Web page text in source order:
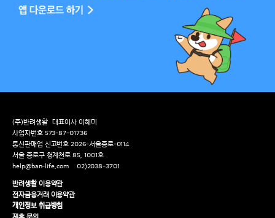
(주)반려생활
대표이사 이혜미
사업자번호 573-87-01736
통신판매업 신고번호 2026-서울종로-0114
서울 종로구 청계천로 85, 1001호
help@ban-life.com
02)2038-3701
반려생활 이용약관
전자금융거래 이용약관
개인정보 취급방침
제휴 문의